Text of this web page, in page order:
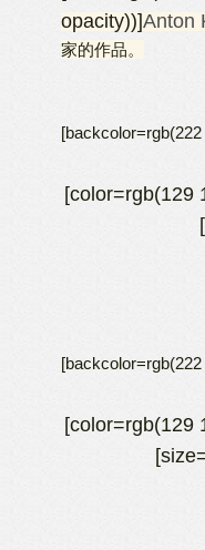
opacity))]Anton
家的作品。
[color=rgb(129
[color=rgb(129